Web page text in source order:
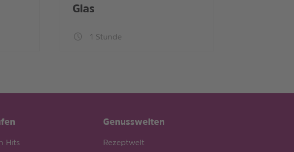
Glas
1 Stunde
Hits
Genusswelten
Rezeptwelt